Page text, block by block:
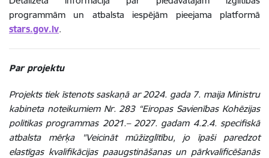
programmām un atbalsta iespējām pieejama platformā
stars.gov.lv.
Par projektu
Projekts tiek īstenots saskaņā ar 2024. gada 7. maija Ministru
kabineta noteikumiem Nr. 283 “Eiropas Savienības Kohēzijas
politikas programmas 2021.– 2027. gadam 4.2.4. specifiskā
atbalsta mērķa "Veicināt mūžizglītību, jo īpaši paredzot
elastīgas kvalifikācijas paaugstināšanas un pārkvalificēšanās